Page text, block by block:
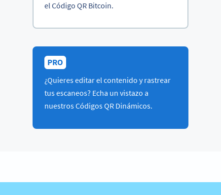
el Código QR Bitcoin.
PRO
¿Quieres editar el contenido y rastrear
tus escaneos? Echa un vistazo a
nuestros Códigos QR Dinámicos.